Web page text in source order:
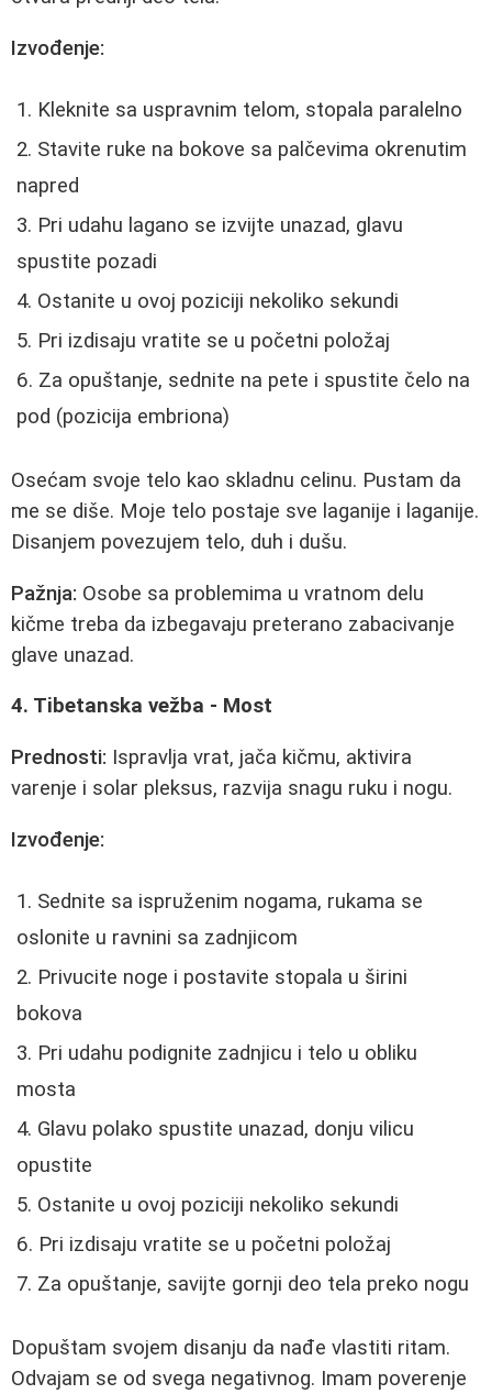
Izvođenje:
Kleknite sa uspravnim telom, stopala paralelno
Stavite ruke na bokove sa palčevima okrenutim
napred
Pri udahu lagano se izvijte unazad, glavu
spustite pozadi
Ostanite u ovoj poziciji nekoliko sekundi
Pri izdisaju vratite se u početni položaj
Za opuštanje, sednite na pete i spustite čelo na
pod (pozicija embriona)
Osećam svoje telo kao skladnu celinu. Pustam da
me se diše. Moje telo postaje sve laganije i laganije.
Disanjem povezujem telo, duh i dušu.
Pažnja: Osobe sa problemima u vratnom delu
kičme treba da izbegavaju preterano zabacivanje
glave unazad.
4. Tibetanska vežba - Most
Prednosti: Ispravlja vrat, jača kičmu, aktivira
varenje i solar pleksus, razvija snagu ruku i nogu.
Izvođenje:
Sednite sa ispruženim nogama, rukama se
oslonite u ravnini sa zadnjicom
Privucite noge i postavite stopala u širini
bokova
Pri udahu podignite zadnjicu i telo u obliku
mosta
Glavu polako spustite unazad, donju vilicu
opustite
Ostanite u ovoj poziciji nekoliko sekundi
Pri izdisaju vratite se u početni položaj
Za opuštanje, savijte gornji deo tela preko nogu
Dopuštam svojem disanju da nađe vlastiti ritam.
Odvajam se od svega negativnog. Imam poverenje